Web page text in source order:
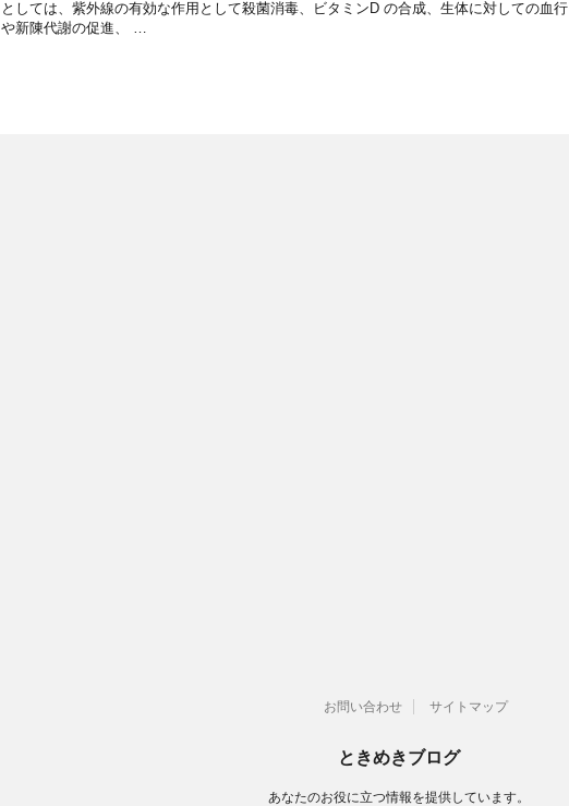
としては、紫外線の有効な作用として殺菌消毒、ビタミンD の合成、生体に対しての血行
や新陳代謝の促進、 …
お問い合わせ サイトマップ
ときめきブログ
あなたのお役に立つ情報を提供しています。